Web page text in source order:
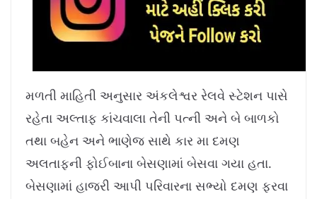
મળતી માહિતી અનુસાર અંકલેશ્વર રેલવે સ્ટેશન પાસે
રહેતા અલ્તાફ કાંચવાલા તેની પત્ની અને બે બાળકો
તથા બહેન અને ભાણેજ સાથે કાર મા દમણ
અલતાફની ફોઈબાના બેસણામાં બેસવા ગયા હતા.
બેસણામાં હાજરી આપી પરિવારના સભ્યો દમણ ફરવા